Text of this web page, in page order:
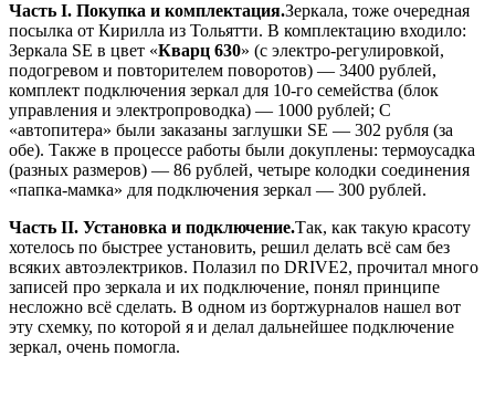
Часть I. Покупка и комплектация.Зеркала, тоже очередная
посылка от Кирилла из Тольятти. В комплектацию входило:
Зеркала SE в цвет «Кварц 630» (с электро-регулировкой,
подогревом и повторителем поворотов) — 3400 рублей,
комплект подключения зеркал для 10-го семейства (блок
управления и электропроводка) — 1000 рублей; С
«автопитера» были заказаны заглушки SE — 302 рубля (за
обе). Также в процессе работы были докуплены: термоусадка
(разных размеров) — 86 рублей, четыре колодки соединения
«папка-мамка» для подключения зеркал — 300 рублей.
Часть II. Установка и подключение.Так, как такую красоту
хотелось по быстрее установить, решил делать всё сам без
всяких автоэлектриков. Полазил по DRIVE2, прочитал много
записей про зеркала и их подключение, понял принципе
несложно всё сделать. В одном из бортжурналов нашел вот
эту схемку, по которой я и делал дальнейшее подключение
зеркал, очень помогла.